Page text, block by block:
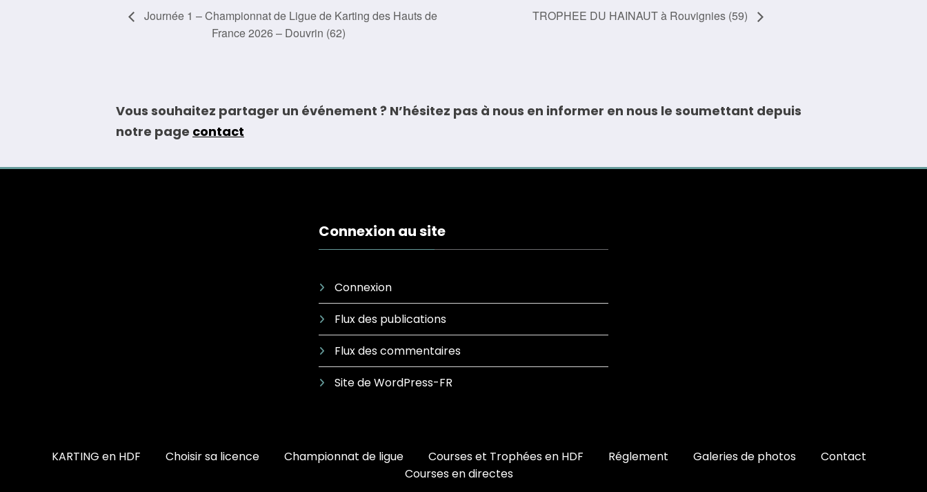
Navigation
Journée 1 – Championnat de Ligue de Karting des Hauts de
France 2026 – Douvrin (62)
TROPHEE DU HAINAUT à Rouvignies (59)
Vous souhaitez partager un événement ? N’hésitez pas à nous en informer en nous le soumettant depuis
notre page contact
Connexion au site
Connexion
Flux des publications
Flux des commentaires
Site de WordPress-FR
KARTING en HDF Choisir sa licence Championnat de ligue Courses et Trophées en HDF Réglement Galeries de photos
Contact
Courses en directes